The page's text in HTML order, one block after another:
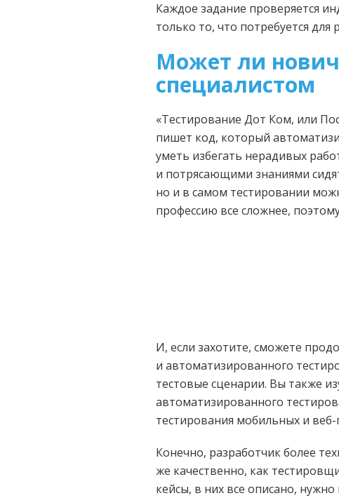
Каждое задание проверяется
только то, что потребуется для
Может ли
специалистом
«Тестирование Дот Ком, или
пишет код, который
уметь избегать нерадивых
и потрясающими знаниями
но и в самом тестировании
профессию все сложнее,
И, если захотите, сможете
и автоматизированного
тестовые сценарии. Вы также
автоматизированного
тестирования мобильных и
Конечно, разработчик более
же качественно, как
кейсы, в них все описано,